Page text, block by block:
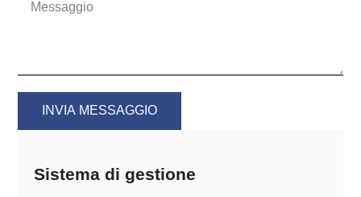
Sistema di gestione
INVIA MESSAGGIO